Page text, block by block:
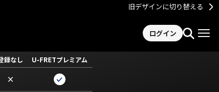
旧デザインに切り替える
ログイン
録なし U-FRETプレミアム
×